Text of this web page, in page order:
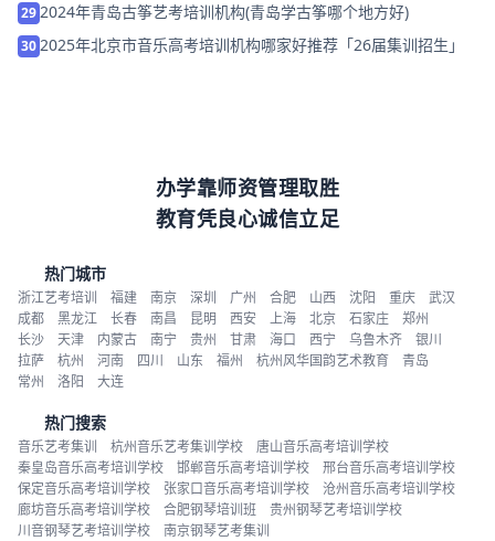
292024年青岛古筝艺考培训机构(青岛学古筝哪个地方好)
302025年北京市音乐高考培训机构哪家好推荐「26届集训招生」
办学靠师资管理取胜
教育凭良心诚信立足
热门城市
浙江艺考培训 福建 南京 深圳 广州 合肥 山西 沈阳 重庆
武汉
成都
黑龙江 长春 南昌 昆明 西安 上海 北京 石家庄
郑州
长沙
天津 内蒙古 南宁 贵州 甘肃 海口 西宁 乌鲁木齐
银川
拉萨
杭州 河南 四川 山东 福州 杭州风华国韵艺术教育
青岛
常州
洛阳 大连
热门搜索
音乐艺考集训 杭州音乐艺考集训学校
唐山音乐高考培训学校
秦皇岛音乐高考培训学校
邯郸音乐高考培训学校
邢台音乐高考培训学校
保定音乐高考培训学校
张家口音乐高考培训学校
沧州音乐高考培训学校
廊坊音乐高考培训学校
合肥钢琴培训班
贵州钢琴艺考培训学校
川音钢琴艺考培训学校
南京钢琴艺考集训